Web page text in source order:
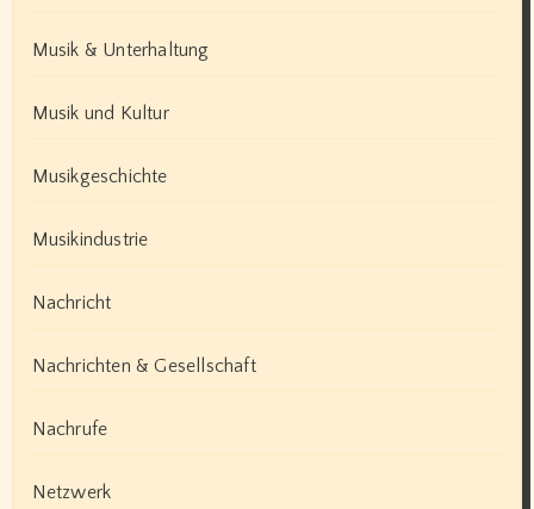
Musik & Unterhaltung
Musik und Kultur
Musikgeschichte
Musikindustrie
Nachricht
Nachrichten & Gesellschaft
Nachrufe
Netzwerk